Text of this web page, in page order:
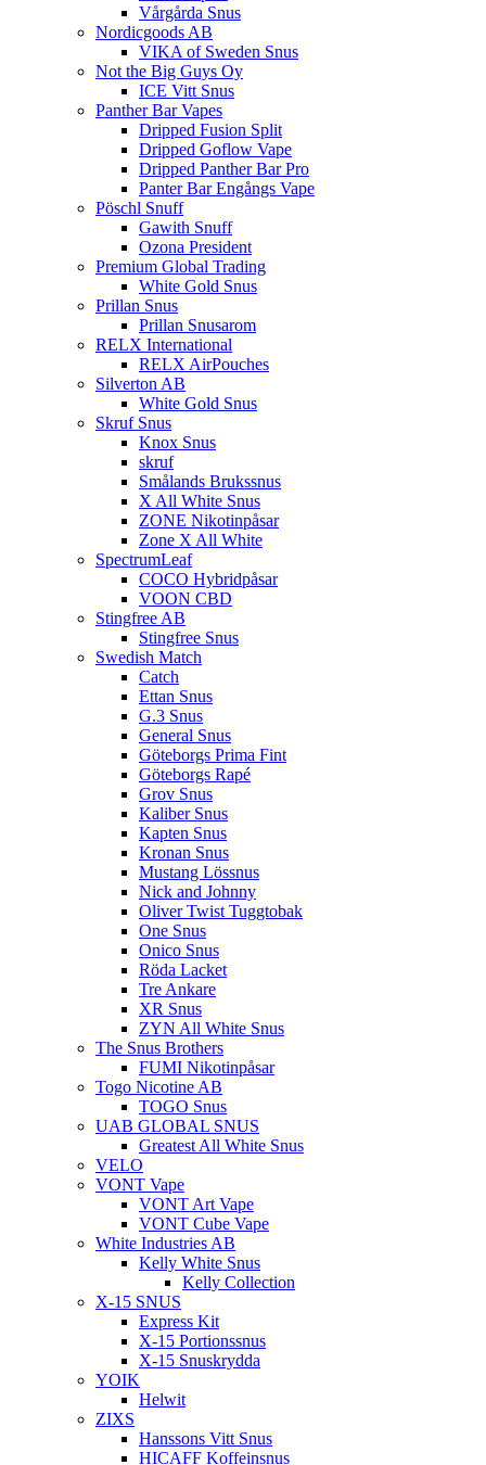
Vårgårda Snus
Nordicgoods AB
VIKA of Sweden Snus
Not the Big Guys Oy
ICE Vitt Snus
Panther Bar Vapes
Dripped Fusion Split
Dripped Goflow Vape
Dripped Panther Bar Pro
Panter Bar Engångs Vape
Pöschl Snuff
Gawith Snuff
Ozona President
Premium Global Trading
White Gold Snus
Prillan Snus
Prillan Snusarom
RELX International
RELX AirPouches
Silverton AB
White Gold Snus
Skruf Snus
Knox Snus
skruf
Smålands Brukssnus
X All White Snus
ZONE Nikotinpåsar
Zone X All White
SpectrumLeaf
COCO Hybridpåsar
VOON CBD
Stingfree AB
Stingfree Snus
Swedish Match
Catch
Ettan Snus
G.3 Snus
General Snus
Göteborgs Prima Fint
Göteborgs Rapé
Grov Snus
Kaliber Snus
Kapten Snus
Kronan Snus
Mustang Lössnus
Nick and Johnny
Oliver Twist Tuggtobak
One Snus
Onico Snus
Röda Lacket
Tre Ankare
XR Snus
ZYN All White Snus
The Snus Brothers
FUMI Nikotinpåsar
Togo Nicotine AB
TOGO Snus
UAB GLOBAL SNUS
Greatest All White Snus
VELO
VONT Vape
VONT Art Vape
VONT Cube Vape
White Industries AB
Kelly White Snus
Kelly Collection
X-15 SNUS
Express Kit
X-15 Portionssnus
X-15 Snuskrydda
YOIK
Helwit
ZIXS
Hanssons Vitt Snus
HICAFF Koffeinsnus